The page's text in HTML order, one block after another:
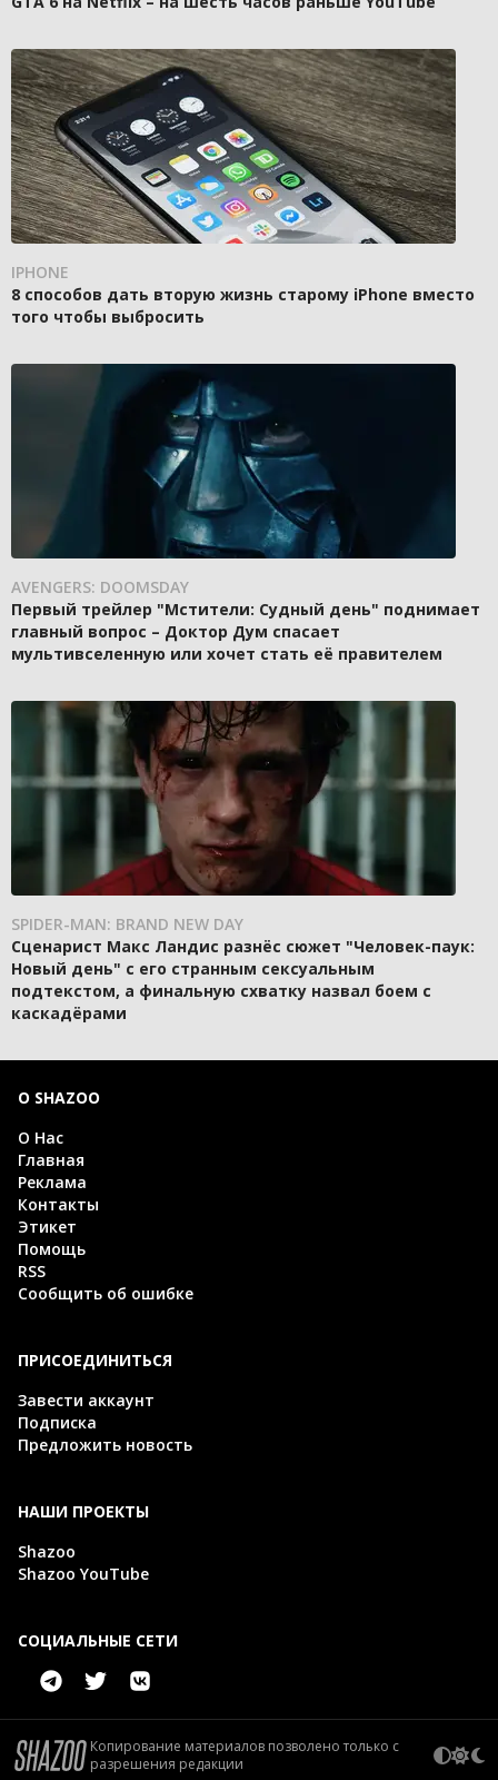
IPHONE
8 способов дать вторую жизнь старому iPhone вместо
того чтобы выбросить
AVENGERS: DOOMSDAY
Первый трейлер "Мстители: Судный день" поднимает
главный вопрос – Доктор Дум спасает
мультивселенную или хочет стать её правителем
SPIDER-MAN: BRAND NEW DAY
Сценарист Макс Ландис разнёс сюжет "Человек-паук:
Новый день" с его странным сексуальным
подтекстом, а финальную схватку назвал боем с
каскадёрами
О SHAZOO
О Нас
Главная
Реклама
Контакты
Этикет
Помощь
RSS
Сообщить об ошибке
ПРИСОЕДИНИТЬСЯ
Завести аккаунт
Подписка
Предложить новость
НАШИ ПРОЕКТЫ
Shazoo
Shazoo YouTube
СОЦИАЛЬНЫЕ СЕТИ
Копирование материалов позволено только с
разрешения редакции